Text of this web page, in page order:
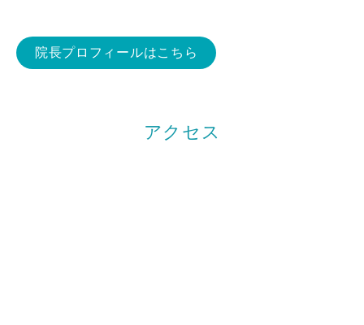
院長プロフィールはこちら
アクセス